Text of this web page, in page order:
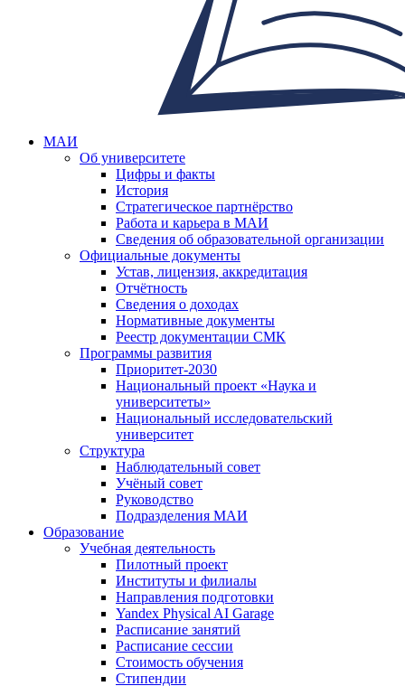
МАИ
Об университете
Цифры и факты
История
Стратегическое партнёрство
Работа и карьера в МАИ
Сведения об образовательной организации
Официальные документы
Устав, лицензия, аккредитация
Отчётность
Сведения о доходах
Нормативные документы
Реестр документации СМК
Программы развития
Приоритет-2030
Национальный проект «Наука и
университеты»
Национальный исследовательский
университет
Структура
Наблюдательный совет
Учёный совет
Руководство
Подразделения МАИ
Образование
Учебная деятельность
Пилотный проект
Институты и филиалы
Направления подготовки
Yandex Physical AI Garage
Расписание занятий
Расписание сессии
Стоимость обучения
Стипендии